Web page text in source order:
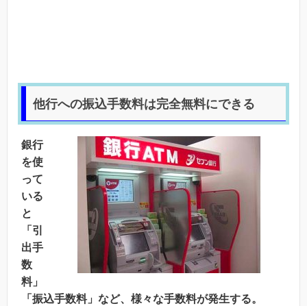
他行への振込手数料は完全無料にできる
銀行
を使
って
いる
と
「引
出手
数
料」
「振込手数料」など、様々な手数料が発生する。